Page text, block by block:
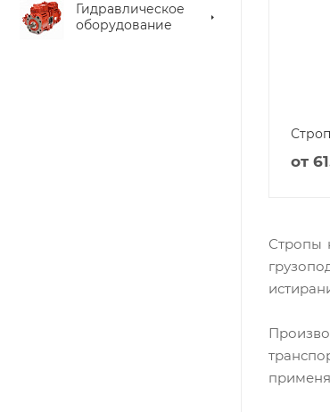
Гидравлическое
оборудование
от
Стропы